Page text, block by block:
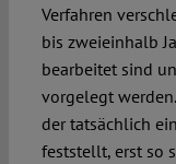
Verfahren
bis zweieinhalb
bearbeitet sind
vorgelegt
der tatsächlich
feststellt, erst so